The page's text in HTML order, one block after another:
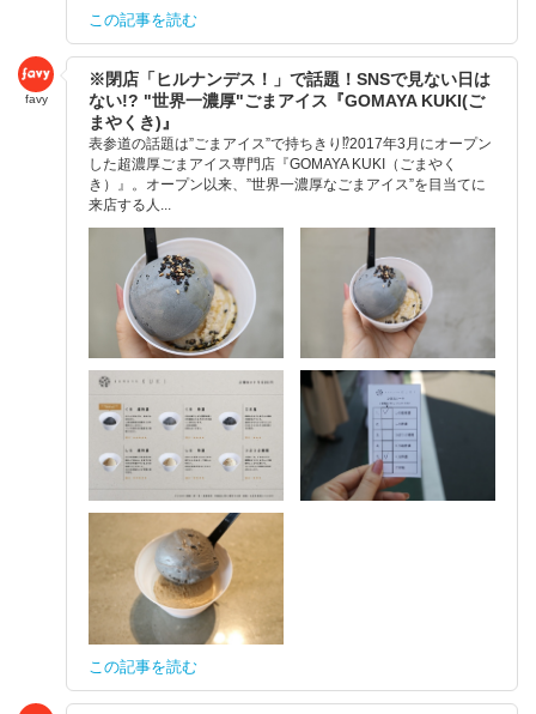
この記事を読む
favy
※閉店「ヒルナンデス！」で話題！SNSで見ない日は
ない!? "世界一濃厚"ごまアイス『GOMAYA KUKI(ご
まやくき)』
表参道の話題は”ごまアイス”で持ちきり⁉︎2017年3月にオープン
した超濃厚ごまアイス専門店『GOMAYA KUKI（ごまやく
き）』。オープン以来、”世界一濃厚なごまアイス”を目当てに
来店する人...
この記事を読む